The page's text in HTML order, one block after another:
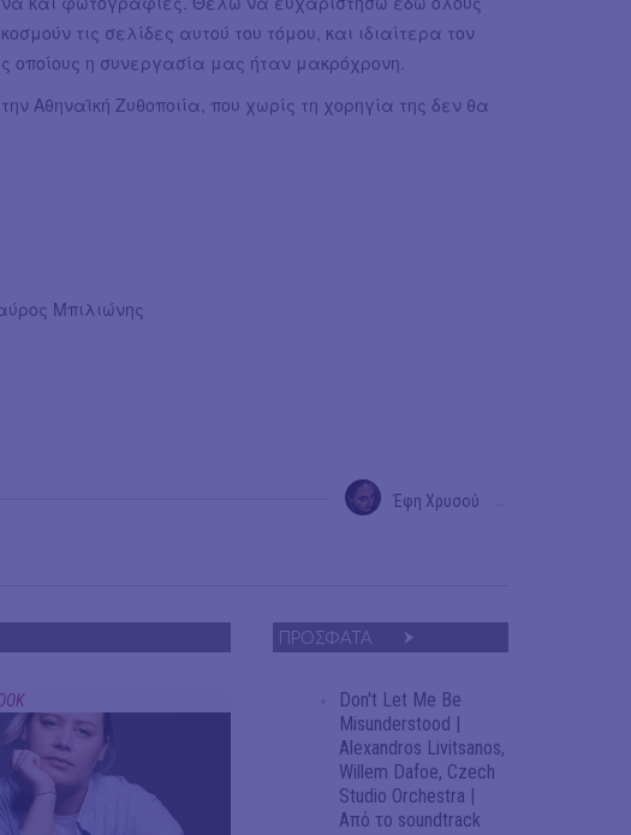
τις σελίδες αυτού του τόμου, και ιδιαίτερα τον
η συνεργασία μας ήταν μακρόχρονη.
Αθηναϊκή Ζυθοποιία, που χωρίς τη χορηγία της δεν θα
Μπιλιώνης
Έφη Χρυσού
ΠΡΟΣΦΑΤΑ
Don't Let Me Be
Misunderstood |
Alexandros Livitsanos,
Willem Dafoe, Czech
Studio Orchestra |
Από το soundtrack